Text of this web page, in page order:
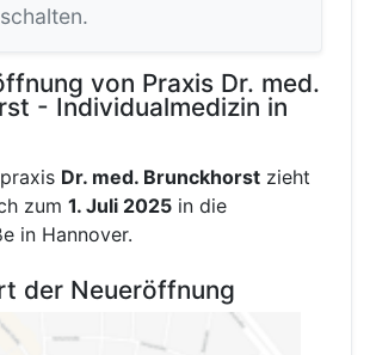
von Praxis Dr. med.
- Individualmedizin in
Dr. med. Brunckhorst zieht
zum 1. Juli 2025 in die
in Hannover.
der Neueröffnung